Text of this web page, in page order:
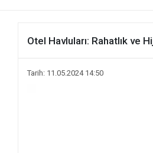
Otel Havluları: Rahatlık ve
Tarih: 11.05.2024 14:50